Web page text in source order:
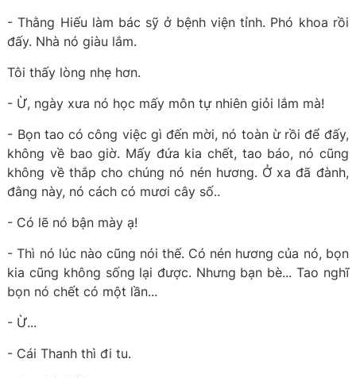
- Thằng Hiếu làm bác sỹ ở bệnh viện tỉnh. Phó khoa rồi
đấy. Nhà nó giàu lắm.
Tôi thấy lòng nhẹ hơn.
- Ừ, ngày xưa nó học mấy môn tự nhiên giỏi lắm mà!
- Bọn tao có công việc gì đến mời, nó toàn ừ rồi để đấy,
không về bao giờ. Mấy đứa kia chết, tao báo, nó cũng
không về thắp cho chúng nó nén hương. Ở xa đã đành,
đằng này, nó cách có mươi cây số..
- Có lẽ nó bận mày ạ!
- Thì nó lúc nào cũng nói thế. Có nén hương của nó, bọn
kia cũng không sống lại được. Nhưng bạn bè... Tao nghĩ
bọn nó chết có một lần...
- Ừ...
- Cái Thanh thì đi tu.